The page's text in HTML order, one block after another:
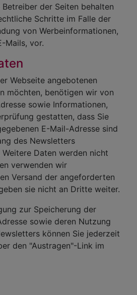
der Seiten behalten
Schritte im Falle der
von Werbeinformationen,
Mails, vor.
Webseite angebotenen
möchten, benötigen wir von
sowie Informationen,
gestatten, dass Sie
E-Mail-Adresse sind
des Newsletters
Daten werden nicht
verwenden wir
Versand der angeforderten
sie nicht an Dritte weiter.
zur Speicherung der
sowie deren Nutzung
können Sie jederzeit
den "Austragen"-Link im